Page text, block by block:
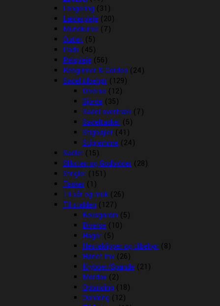
Longering (31)
Læderpleje (20)
Mundkurve (7)
Outlet (5)
Pads (45)
Pelspleje (56)
Rebgrimer & Cordeo (24)
Sadel tilbehør (129)
Diverse (12)
Gjorde (35)
Sadel overtræk (7)
Sadeltasker (5)
Stigbøjler (41)
Stigremme (24)
Sadler (15)
Sliksten og Godbidder (28)
Strigler (151)
Tasker (1)
Til sår og muk (26)
Til stalden (127)
Boksgardin (5)
Diverse (10)
Hager (5)
Hesteklipper og tilbehør (8)
Hønet mv (26)
Krybber/Spande (21)
Mordax (2)
Opbinding (18)
Ophæng (12)